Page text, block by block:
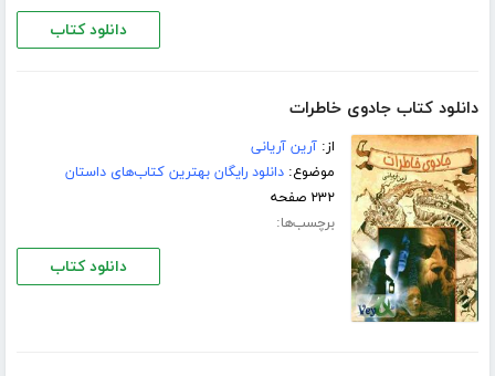
دانلود کتاب
دانلود کتاب جادوی خاطرات
از:آرین آریانی
موضوع:دانلود رایگان بهترین کتاب‌های داستان
۲۳۲ صفحه
برچسب‌ها:
دانلود کتاب